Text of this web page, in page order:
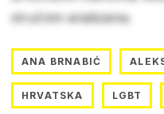
stručnim analizama.
ANA BRNABIĆ
HRVATSKA LGBT